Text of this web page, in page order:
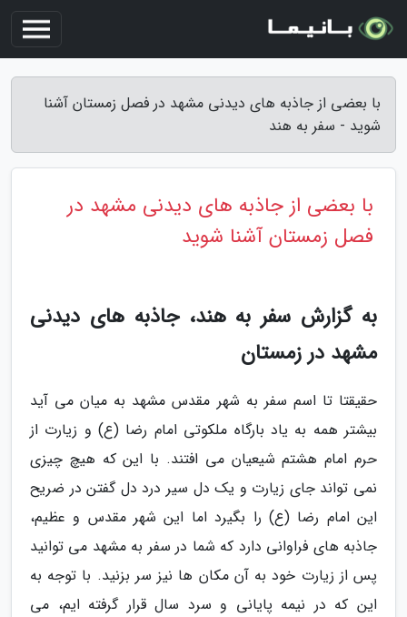
با بعضی از جاذبه های دیدنی مشهد در فصل زمستان آشنا
شوید - سفر به هند
با بعضی از جاذبه های دیدنی مشهد در
فصل زمستان آشنا شوید
به گزارش سفر به هند، جاذبه های دیدنی
مشهد در زمستان
حقیقتا تا اسم سفر به شهر مقدس مشهد به میان می آید
بیشتر همه به یاد بارگاه ملکوتی امام رضا (ع) و زیارت از
حرم امام هشتم شیعیان می افتند. با این که هیچ چیزی
نمی تواند جای زیارت و یک دل سیر درد دل گفتن در ضریح
این امام رضا (ع) را بگیرد اما این شهر مقدس و عظیم،
جاذبه های فراوانی دارد که شما در سفر به مشهد می توانید
پس از زیارت خود به آن مکان ها نیز سر بزنید. با توجه به
این که در نیمه پایانی و سرد سال قرار گرفته ایم، می